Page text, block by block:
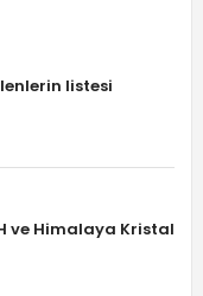
listesi
ve Himalaya Kristal